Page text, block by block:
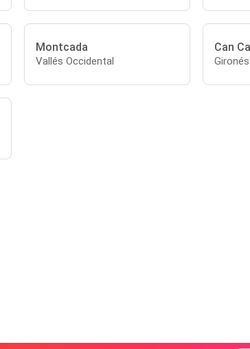
Montcada
Vallés Occidental
Can
Gironés